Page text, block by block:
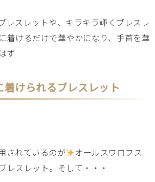
レスレットや、キラキラ輝くブレスレ
着けるだけで華やかになり、手首を華
ず
けられるブレスレット
されているのが
オールスワロフス
レスレット。そして・・・